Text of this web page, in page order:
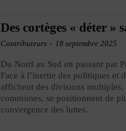
Des cortèges « déter »
Contributeurs - 18 septembre 2025
Du Nord au Sud en passant par
Face à l’inertie des politiques et
affichent des divisions multiples,
communes, se positionnent de
convergence des luttes.